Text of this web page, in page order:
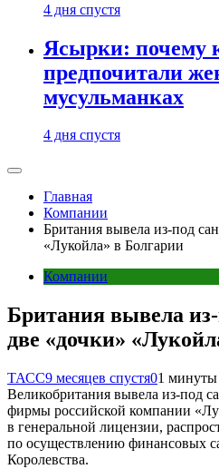
4 дня спустя
Ясырки: почему
предпочитали
мусульманках
4 дня спустя
Главная
Компании
Британия вывела из-под
«Лукойла» в Болгарии
Компании
Британия вывела
две «дочки»
ТАСС9 месяцев спустя01 минуты
Великобритания вывела из-под
фирмы российской компании
в генеральной лицензии,
по осуществлению финансовых
Королевства.